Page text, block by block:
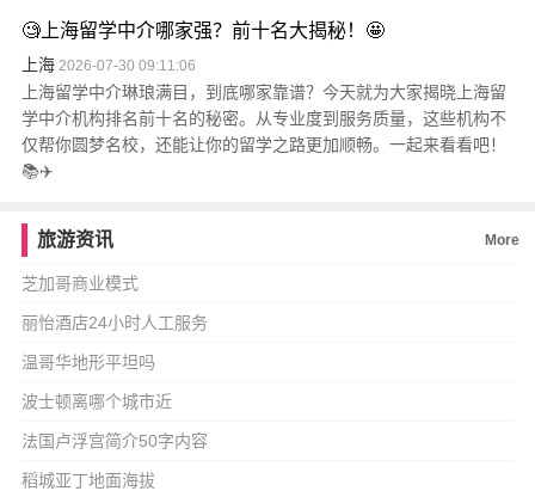
🧐上海留学中介哪家强？前十名大揭秘！🤩
上海2026-07-30 09:11:06
上海留学中介琳琅满目，到底哪家靠谱？今天就为大家揭晓上海留
学中介机构排名前十名的秘密。从专业度到服务质量，这些机构不
仅帮你圆梦名校，还能让你的留学之路更加顺畅。一起来看看吧！
📚✈️
旅游资讯 More
芝加哥商业模式
丽怡酒店24小时人工服务
温哥华地形平坦吗
波士顿离哪个城市近
法国卢浮宫简介50字内容
稻城亚丁地面海拔